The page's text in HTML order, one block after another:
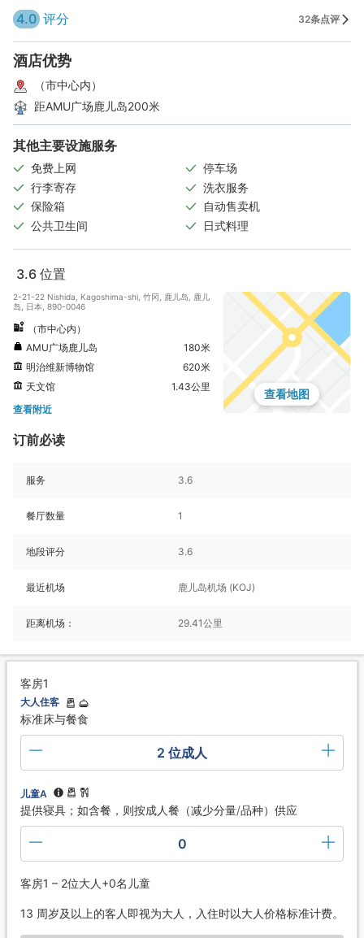
4.0 评分 32条点评
酒店优势
（市中心内）
距AMU广场鹿儿岛200米
其他主要设施服务
免费上网
停车场
行李寄存
洗衣服务
保险箱
自动售卖机
公共卫生间
日式料理
3.6 位置
2-21-22 Nishida, Kagoshima-shi, 竹冈, 鹿儿岛, 鹿儿
岛, 日本, 890-0046
（市中心内）
AMU广场鹿儿岛
180米
明治维新博物馆
620米
天文馆
1.43公里
查看附近
查看地图
订前必读
服务 3.6
餐厅数量 1
地段评分 3.6
最近机场 鹿儿岛机场 (KOJ)
距离机场： 29.41公里
客房1
大人住客
标准床与餐食
2 位成人
儿童A
提供寝具；如含餐，则按成人餐（减少分量/品种）供应
0
客房1 – 2位大人+0名儿童
13 周岁及以上的客人即视为大人，入住时以大人价格标准计费。